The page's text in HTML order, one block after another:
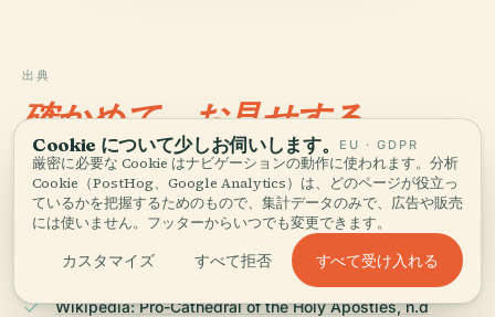
出典
確かめて、お見せする。
歴史的記録、建築アーカイブ、そして地元の知見をもとに、
Audiala編集チームが調査・執筆しました。
Wikipedia: Pro-Cathedral of the Holy Apostles, n.d
Cookie について少しお伺いします。 EU · GDPR
厳密に必要な Cookie はナビゲーションの動作に使われます。分析
Cookie（PostHog、Google Analytics）は、どのページが役立っ
ているかを把握するためのもので、集計データのみで、広告や販売
には使いません。フッターからいつでも変更できます。
カスタマイズ すべて拒否 すべて受け入れる